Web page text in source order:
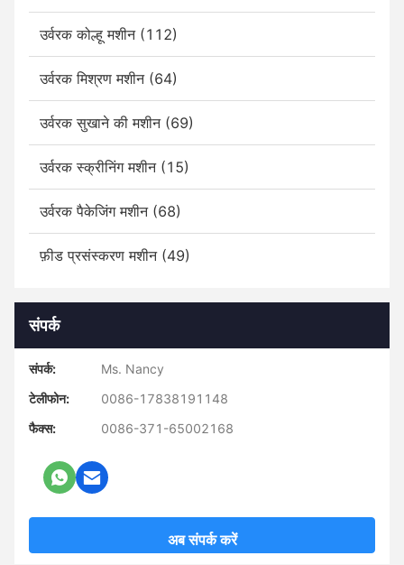
उर्वरक कोल्हू मशीन (112)
उर्वरक मिश्रण मशीन (64)
उर्वरक सुखाने की मशीन (69)
उर्वरक स्क्रीनिंग मशीन (15)
उर्वरक पैकेजिंग मशीन (68)
फ़ीड प्रसंस्करण मशीन (49)
संपर्क
संपर्क:
Ms. Nancy
टेलीफोन:
0086-17838191148
फैक्स:
0086-371-65002168
अब संपर्क करें